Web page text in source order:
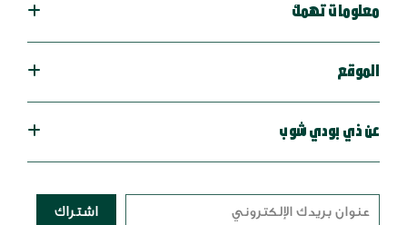
معلومات تهمك
الموقع
عن ذي بودي شوب
اشتراك